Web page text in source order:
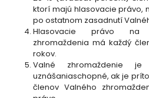
ktorí majú hlasovacie právo,
po ostatnom zasadnutí
Hlasovacie právo na
zhromaždenia má každý
rokov.
Valné zhromaždenie
uznášaniaschopné, ak je
členov Valného